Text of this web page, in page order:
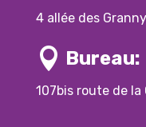
4 allée des
 Bureau:
107bis route de la